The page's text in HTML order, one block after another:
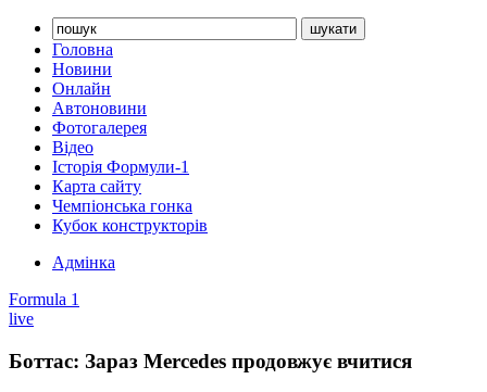
Головна
Новини
Онлайн
Автоновини
Фотогалерея
Відео
Історія Формули-1
Карта сайту
Чемпіонська гонка
Кубок конструкторів
Адмінка
Formula 1
live
Боттас: Зараз Mercedes продовжує вчитися